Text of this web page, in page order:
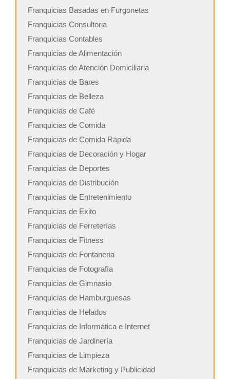
Franquicias Basadas en Furgonetas
Franquicias Consultoria
Franquicias Contables
Franquicias de Alimentación
Franquicias de Atención Domiciliaria
Franquicias de Bares
Franquicias de Belleza
Franquicias de Café
Franquicias de Comida
Franquicias de Comida Rápida
Franquicias de Decoración y Hogar
Franquicias de Deportes
Franquicias de Distribución
Franquicias de Entretenimiento
Franquicias de Exito
Franquicias de Ferreterías
Franquicias de Fitness
Franquicias de Fontaneria
Franquicias de Fotografía
Franquicias de Gimnasio
Franquicias de Hamburguesas
Franquicias de Helados
Franquicias de Informática e Internet
Franquicias de Jardinería
Franquicias de Limpieza
Franquicias de Marketing y Publicidad